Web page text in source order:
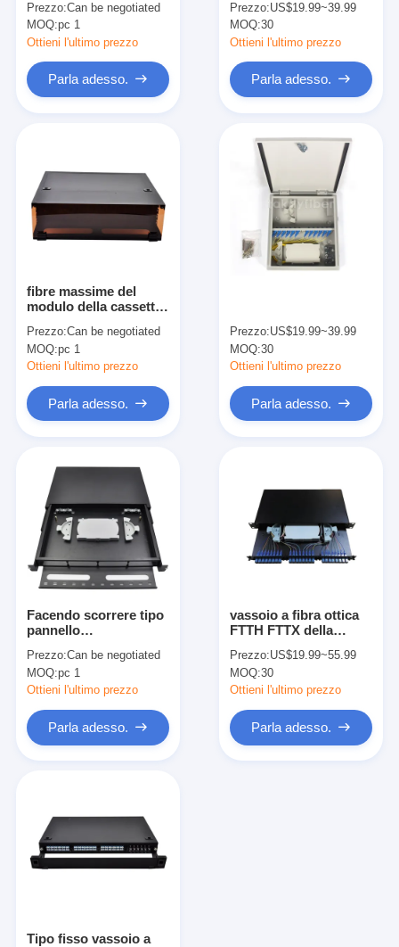
Prodotti
Circa noi
Giro della fabbrica
Notizie
Parla adesso.
WDM MUX DEMUX
1U della giuntura di
96F LC con le trecce
miste OM3
Prezzo:Can be negotiated
MOQ:pc 1
Ottieni l'ultimo prezzo
Parla adesso.
supporto all'aperto
della parete del porto
di FC per FTTB FTTX
Prezzo:US$19.99~39.99
MOQ:30
Ottieni l'ultimo prezzo
Parla adesso.
fibre massime del
modulo della cassetta
supporto di scaffale
3U 144 288
Prezzo:Can be negotiated
MOQ:pc 1
Ottieni l'ultimo prezzo
Parla adesso.
Prezzo:US$19.99~39.99
MOQ:30
Ottieni l'ultimo prezzo
Parla adesso.
Facendo scorrere tipo
pannello
fibra di Odf della toppa
di fusione a fibra ottica
della struttura dello Sc
Prezzo:Can be negotiated
MOQ:pc 1
Ottieni l'ultimo prezzo
Parla adesso.
vassoio a fibra ottica
FTTH FTTX della
d'interconnessione dei
porti ODF di simplex
24 dello Sc 1U 2
Prezzo:US$19.99~55.99
MOQ:30
Ottieni l'ultimo prezzo
Parla adesso.
Tipo fisso vassoio a